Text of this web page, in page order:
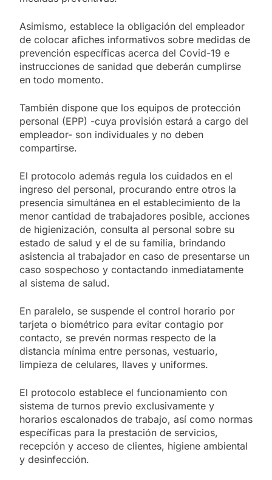
Asimismo, establece la obligación del empleador
de colocar afiches informativos sobre medidas de
prevención específicas acerca del Covid-19 e
instrucciones de sanidad que deberán cumplirse
en todo momento.
También dispone que los equipos de protección
personal (EPP) -cuya provisión estará a cargo del
empleador- son individuales y no deben
compartirse.
El protocolo además regula los cuidados en el
ingreso del personal, procurando entre otros la
presencia simultánea en el establecimiento de la
menor cantidad de trabajadores posible, acciones
de higienización, consulta al personal sobre su
estado de salud y el de su familia, brindando
asistencia al trabajador en caso de presentarse un
caso sospechoso y contactando inmediatamente
al sistema de salud.
En paralelo, se suspende el control horario por
tarjeta o biométrico para evitar contagio por
contacto, se prevén normas respecto de la
distancia mínima entre personas, vestuario,
limpieza de celulares, llaves y uniformes.
El protocolo establece el funcionamiento con
sistema de turnos previo exclusivamente y
horarios escalonados de trabajo, así como normas
específicas para la prestación de servicios,
recepción y acceso de clientes, higiene ambiental
y desinfección.